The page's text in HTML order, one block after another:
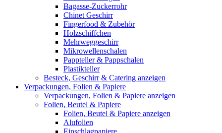
Bagasse-Zuckerrohr
Chinet Geschirr
Fingerfood & Zubehör
Holzschiffchen
Mehrweggeschirr
Mikrowellenschalen
Pappteller & Pappschalen
Plastikteller
Besteck, Geschirr & Catering anzeigen
Verpackungen, Folien & Papiere
Verpackungen, Folien & Papiere anzeigen
Folien, Beutel & Papiere
Folien, Beutel & Papiere anzeigen
Alufolien
Einschlagpapiere